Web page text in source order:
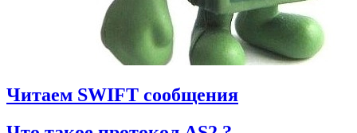
Читаем SWIFT сообщения